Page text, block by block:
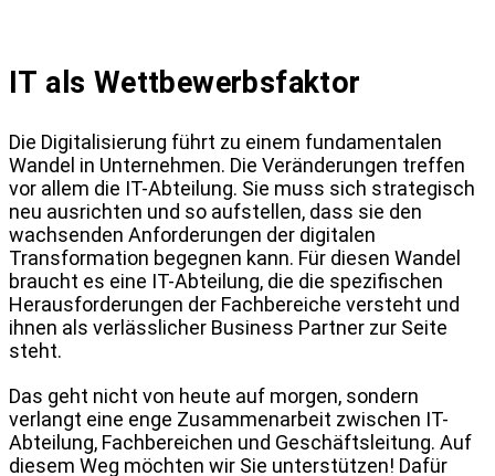
IT als Wettbewerbsfaktor
Die Digitalisierung führt zu einem fundamentalen
Wandel in Unternehmen. Die Veränderungen treffen
vor allem die IT-Abteilung. Sie muss sich strategisch
neu ausrichten und so aufstellen, dass sie den
wachsenden Anforderungen der digitalen
Transformation begegnen kann. Für diesen Wandel
braucht es eine IT-Abteilung, die die spezifischen
Herausforderungen der Fachbereiche versteht und
ihnen als verlässlicher Business Partner zur Seite
steht.
Das geht nicht von heute auf morgen, sondern
verlangt eine enge Zusammenarbeit zwischen IT-
Abteilung, Fachbereichen und Geschäftsleitung. Auf
diesem Weg möchten wir Sie unterstützen! Dafür